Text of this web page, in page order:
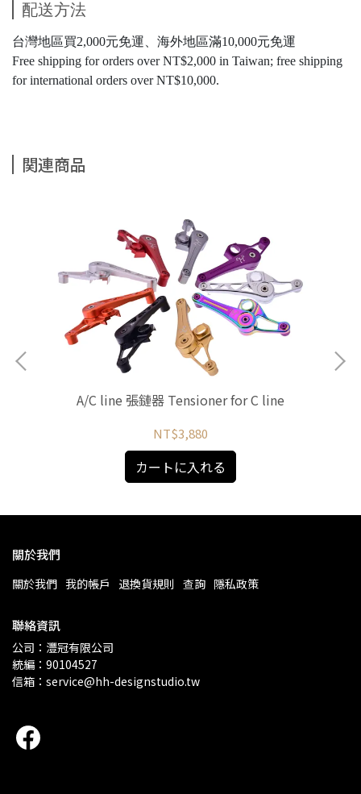
配送方法
台灣地區買2,000元免運、海外地區滿10,000元免運
Free shipping for orders over NT$2,000 in Taiwan; free shipping
for international orders over NT$10,000.
関連商品
A/C line 張鏈器 Tensioner for C line
NT$3,880
カートに入れる
關於我們
關於我們 我的帳戶 退換貨規則 查詢 隱私政策
聯絡資訊
公司：灃冠有限公司
統編：90104527
信箱：service@hh-designstudio.tw